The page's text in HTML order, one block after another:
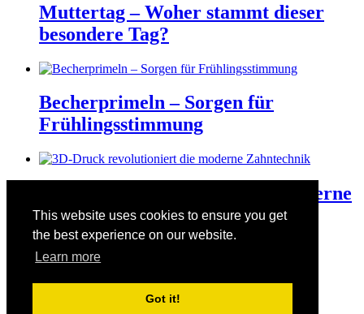
This website uses cookies to ensure you get
the best experience on our website.
Learn more
Got it!
Muttertag – Woher stammt dieser
besondere Tag?
Becherprimeln – Sorgen für
Frühlingsstimmung
3D-Druck revolutioniert die moderne
Zahntechnik
Der Valentinstag am 14. Februar